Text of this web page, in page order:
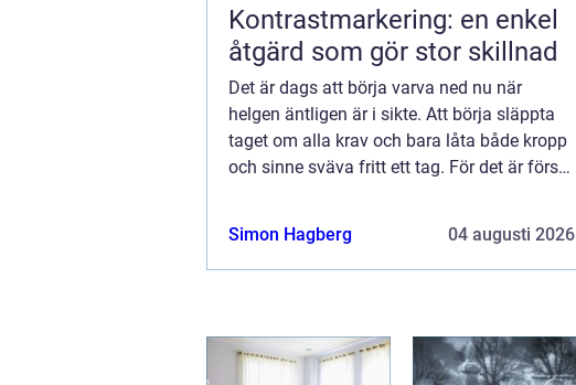
Kontrastmarkering: en enkel
åtgärd som gör stor skillnad
Det är dags att börja varva ned nu när
helgen äntligen är i sikte. Att börja släppta
taget om alla krav och bara låta både kropp
och sinne sväva fritt ett tag. För det är först
Simon Hagberg 04 augusti 2026